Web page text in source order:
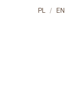
PL / EN